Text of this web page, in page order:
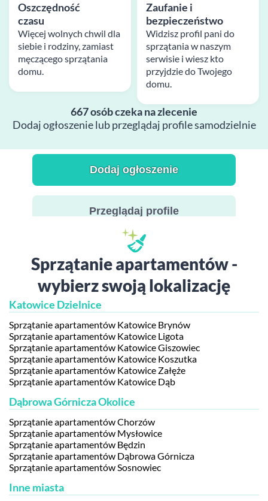
Oszczędność
czasu
Więcej wolnych chwil dla
siebie i rodziny, zamiast
męczącego sprzątania
domu.
Zaufanie i
bezpieczeństwo
Widzisz profil pani do
sprzątania w naszym
serwisie i wiesz kto
przyjdzie do Twojego
domu.
667 osób czeka na zlecenie
Dodaj ogłoszenie lub przeglądaj profile samodzielnie
Dodaj ogłoszenie
Przeglądaj profile
Sprzątanie apartamentów -
wybierz swoją lokalizację
Katowice Dzielnice
Sprzątanie apartamentów Katowice Brynów
Sprzątanie apartamentów Katowice Ligota
Sprzątanie apartamentów Katowice Giszowiec
Sprzątanie apartamentów Katowice Koszutka
Sprzątanie apartamentów Katowice Załęże
Sprzątanie apartamentów Katowice Dąb
Dąbrowa Górnicza Okolice
Sprzątanie apartamentów Chorzów
Sprzątanie apartamentów Mysłowice
Sprzątanie apartamentów Będzin
Sprzątanie apartamentów Dąbrowa Górnicza
Sprzątanie apartamentów Sosnowiec
Inne miasta